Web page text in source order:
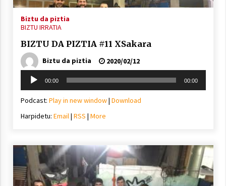
Arrosaren laburpen bideoa Hamaika
2021/06/30
Biztu da piztia
BIZTU IRRATIA
BIZTU DA PIZTIA #11 XSakara
Biztu da piztia
2020/02/12
Soinu
erreproduzigailua
00:00 00:00
Podcast: Play in new window| Download
Harpidetu: Email| RSS | More